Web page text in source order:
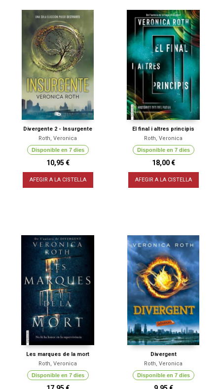
Divergente 2 - Insurgente
Roth, Veronica
Disponible en 7 dies
10,95 €
AFEGIR A LA CISTELLA
El final i altres principis
Roth, Veronica
Disponible en 7 dies
18,00 €
AFEGIR A LA CISTELLA
Les marques de la mort
Roth, Veronica
Disponible en 7 dies
Divergent
Roth, Veronica
Disponible en 7 dies